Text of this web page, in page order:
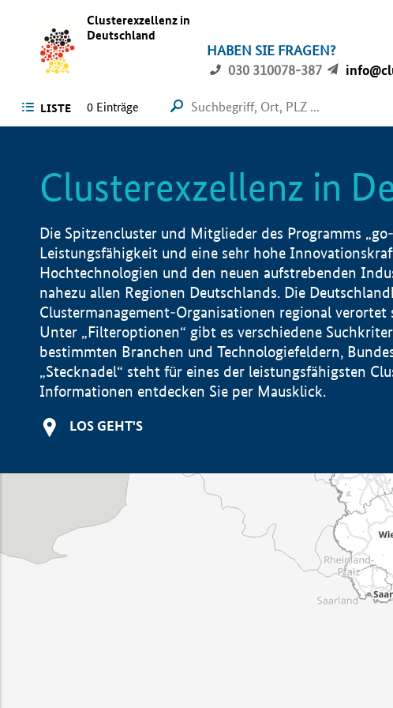
Clusterexzellenz in
Deutschland
HABEN SIE FRAGEN?
030 310078-387
LISTE 0 Einträge
Clusterexzellenz in
Die Spitzencluster und Mitglieder des Programms
Leistungsfähigkeit und eine sehr hohe
Hochtechnologien und den neuen aufstrebenden
nahezu allen Regionen Deutschlands. Die
Clustermanagement-Organisationen regional
Unter „Filteroptionen“ gibt es verschiedene
bestimmten Branchen und Technologiefeldern,
„Stecknadel“ steht für eines der leistungsfähigsten
Informationen entdecken Sie per Mausklick.
LOS GEHT'S